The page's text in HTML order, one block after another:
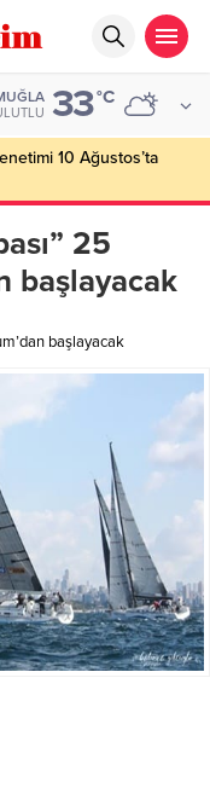
33°C
mottosu, vizyonu;
kariyer
25
başlayacak
başlayacak